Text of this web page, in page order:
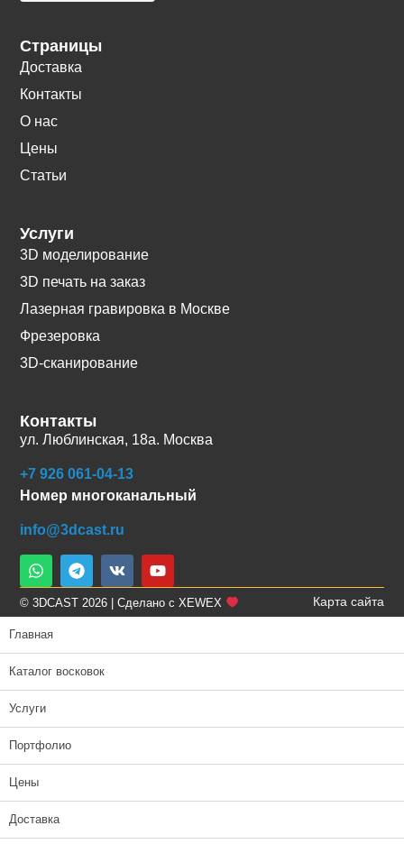
Страницы
Доставка
Контакты
О нас
Цены
Статьи
Услуги
3D моделирование
3D печать на заказ
Лазерная гравировка в Москве
Фрезеровка
3D-сканирование
Контакты
ул. Люблинская, 18а. Москва
+7 926 061-04-13
Номер многоканальный
info@3dcast.ru
© 3DCAST 2026 | Сделано с XEWEX Карта сайта
Главная
Каталог восковок
Услуги
Портфолио
Цены
Доставка